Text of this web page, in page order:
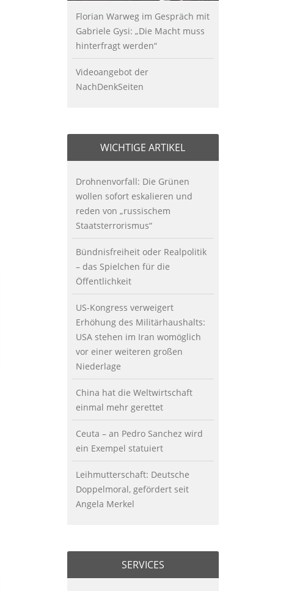
Florian Warweg im Gespräch mit
Gabriele Gysi: „Die Macht muss
hinterfragt werden“
Videoangebot der
NachDenkSeiten
WICHTIGE ARTIKEL
Drohnenvorfall: Die Grünen
wollen sofort eskalieren und
reden von „russischem
Staatsterrorismus“
Bündnisfreiheit oder Realpolitik
– das Spielchen für die
Öffentlichkeit
US-Kongress verweigert
Erhöhung des Militärhaushalts:
USA stehen im Iran womöglich
vor einer weiteren großen
Niederlage
China hat die Weltwirtschaft
einmal mehr gerettet
Ceuta – an Pedro Sanchez wird
ein Exempel statuiert
Leihmutterschaft: Deutsche
Doppelmoral, gefördert seit
Angela Merkel
SERVICES